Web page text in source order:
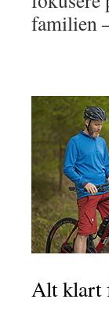
familien
Alt klart